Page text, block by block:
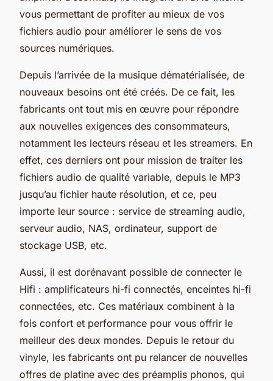
vous permettant de profiter au mieux de vos
fichiers audio pour améliorer le sens de vos
sources numériques.
Depuis l’arrivée de la musique dématérialisée, de
nouveaux besoins ont été créés. De ce fait, les
fabricants ont tout mis en œuvre pour répondre
aux nouvelles exigences des consommateurs,
notamment les lecteurs réseau et les streamers. En
effet, ces derniers ont pour mission de traiter les
fichiers audio de qualité variable, depuis le MP3
jusqu’au fichier haute résolution, et ce, peu
importe leur source : service de streaming audio,
serveur audio, NAS, ordinateur, support de
stockage USB, etc.
Aussi, il est dorénavant possible de connecter le
Hifi : amplificateurs hi-fi connectés, enceintes hi-fi
connectées, etc. Ces matériaux combinent à la
fois confort et performance pour vous offrir le
meilleur des deux mondes. Depuis le retour du
vinyle, les fabricants ont pu relancer de nouvelles
offres de platine avec des préamplis phonos, qui